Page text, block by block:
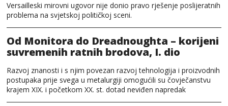
Versailleski mirovni ugovor nije donio pravo rješenje poslijeratnih
problema na svjetskoj političkoj sceni.
Od Monitora do Dreadnoughta – korijeni
suvremenih ratnih brodova, I. dio
Razvoj znanosti i s njim povezan razvoj tehnologija i proizvodnih
postupaka prije svega u metalurgiji omogućili su čovječanstvu
krajem XIX. i početkom XX. st. dotad neviđen napredak